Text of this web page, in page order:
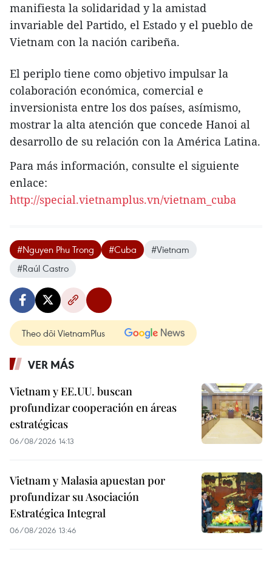
manifiesta la solidaridad y la amistad
invariable del Partido, el Estado y el pueblo de
Vietnam con la nación caribeña.
El periplo tiene como objetivo impulsar la
colaboración económica, comercial e
inversionista entre los dos países, asímismo,
mostrar la alta atención que concede Hanoi al
desarrollo de su relación con la América Latina.
Para más información, consulte el siguiente
enlace:
http://special.vietnamplus.vn/vietnam_cuba
#Nguyen Phu Trong #Cuba
#Vietnam
#Raúl Castro
Theo dõi VietnamPlus
VER MÁS
Vietnam y EE.UU. buscan
profundizar cooperación en áreas
estratégicas
06/08/2026 14:13
Vietnam y Malasia apuestan por
profundizar su Asociación
Estratégica Integral
06/08/2026 13:46